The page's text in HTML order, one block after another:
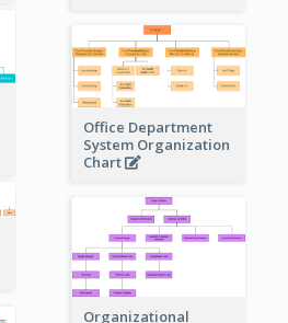
Office Department
System Organization
Chart
Organizational